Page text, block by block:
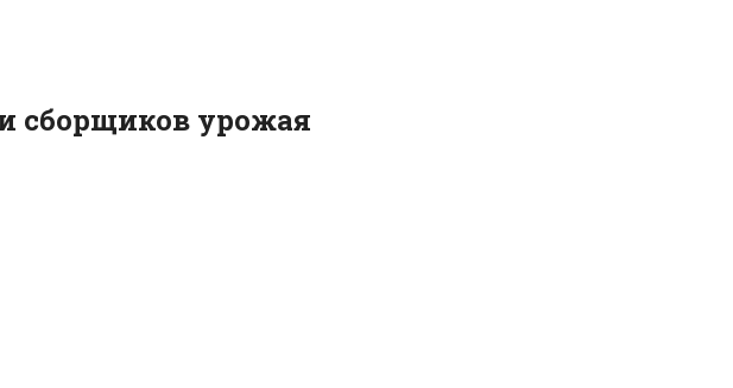
сборщиков урожая